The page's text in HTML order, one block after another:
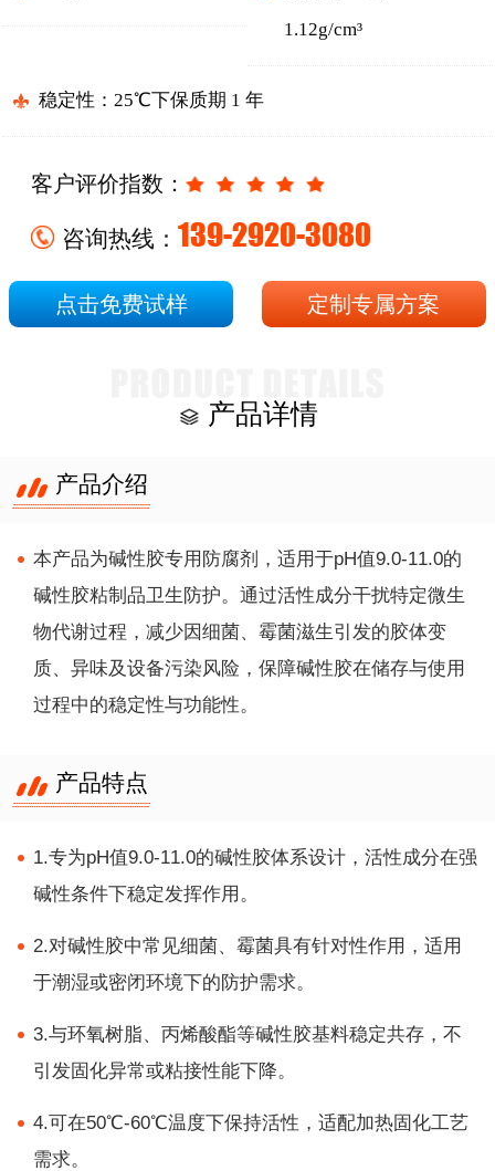
1.12g/cm³
稳定性：25℃下保质期 1 年
客户评价指数：
咨询热线： 139-2920-3080
点击免费试样 定制专属方案
产品详情
产品介绍
本产品为碱性胶专用防腐剂，适用于pH值9.0-11.0的
碱性胶粘制品卫生防护。通过活性成分干扰特定微生
物代谢过程，减少因细菌、霉菌滋生引发的胶体变
质、异味及设备污染风险，保障碱性胶在储存与使用
过程中的稳定性与功能性。
产品特点
1.专为pH值9.0-11.0的碱性胶体系设计，活性成分在强
碱性条件下稳定发挥作用。
2.对碱性胶中常见细菌、霉菌具有针对性作用，适用
于潮湿或密闭环境下的防护需求。
3.与环氧树脂、丙烯酸酯等碱性胶基料稳定共存，不
引发固化异常或粘接性能下降。
4.可在50℃-60℃温度下保持活性，适配加热固化工艺
需求。